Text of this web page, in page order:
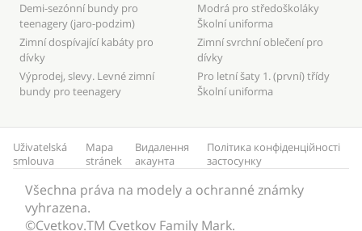
Demi-sezónní bundy pro
teenagery (jaro-podzim)
Modrá pro středoškoláky
Školní uniforma
Zimní dospívající kabáty pro
dívky
Zimní svrchní oblečení pro
dívky
Výprodej, slevy. Levné zimní
bundy pro teenagery
Pro letní šaty 1. (první) třídy
Školní uniforma
Uživatelská
smlouva
Mapa
stránek
Видалення
акаунта
Політика конфіденційності
застосунку
Všechna práva na modely a ochranné známky
vyhrazena.
©Cvetkov.TM Cvetkov Family Mark.